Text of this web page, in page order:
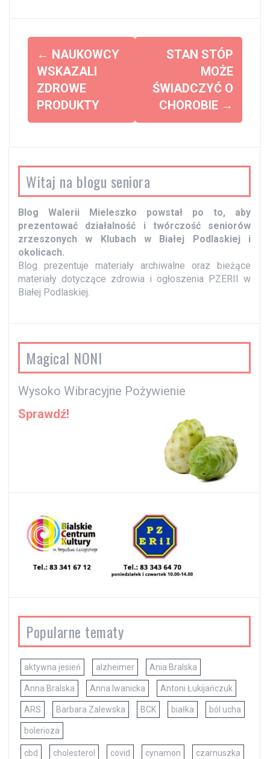
c
w
p
i
s
y
← NAUKOWCY
WSKAZALI
ZDROWE
PRODUKTY
STAN STÓP
MOŻE
ŚWIADCZYĆ O
CHOROBIE →
Witaj na blogu seniora
Blog Walerii Mieleszko powstał po to, aby
prezentować działalność i twórczość seniorów
zrzeszonych w Klubach w Białej Podlaskiej i
okolicach.
Blog prezentuje materiały archiwalne oraz bieżące
materiały dotyczące zdrowia i ogłoszenia PZERII w
Białej Podlaskiej.
Magical NONI
Wysoko Wibracyjne Pożywienie
Sprawdź!
Popularne tematy
aktywna jesień alzheimer Ania Bralska
Anna Bralska Anna Iwanicka Antoni Łukijańczuk
ARS Barbara Zalewska BCK białka ból ucha
bolerioza
cbd cholesterol covid cynamon czarnuszka